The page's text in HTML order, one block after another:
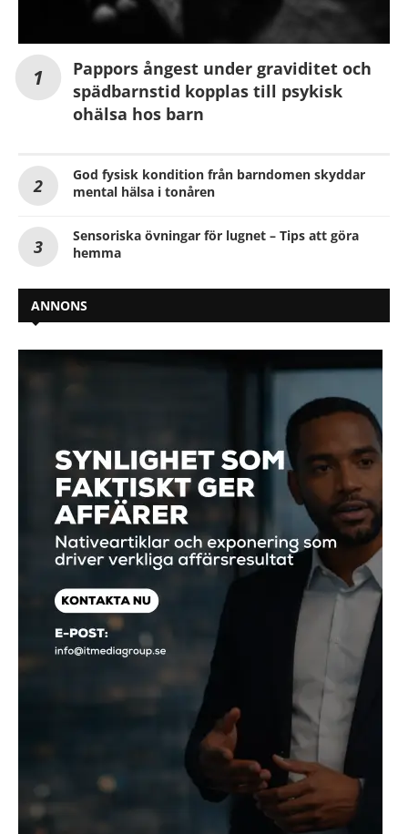
Pappors ångest under graviditet och
spädbarnstid kopplas till psykisk
ohälsa hos barn
God fysisk kondition från barndomen skyddar
mental hälsa i tonåren
Sensoriska övningar för lugnet – Tips att göra
hemma
ANNONS